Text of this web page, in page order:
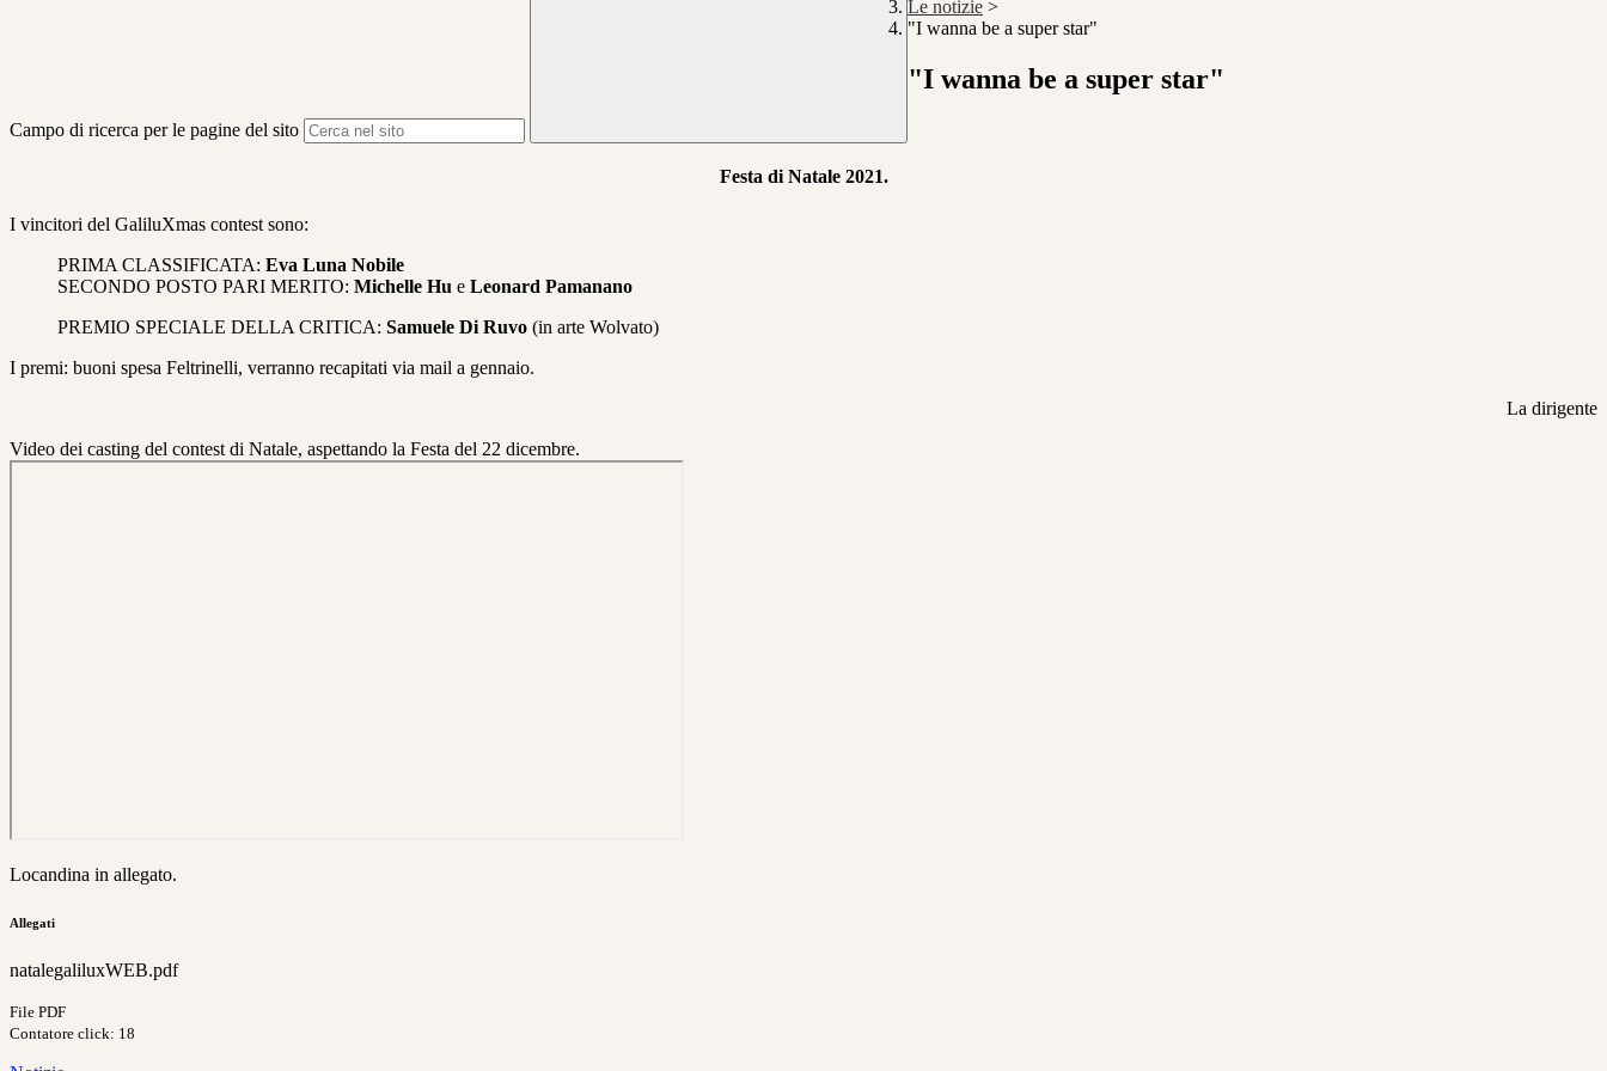
Campo di ricerca per le pagine del sito
Le notizie >
"I wanna be a super star"
"I wanna be a super star"
Festa di Natale 2021.
I vincitori del GaliluXmas contest sono:
PRIMA CLASSIFICATA: Eva Luna Nobile
SECONDO POSTO PARI MERITO: Michelle Hu e Leonard Pamanano
PREMIO SPECIALE DELLA CRITICA: Samuele Di Ruvo (in arte Wolvato)
I premi: buoni spesa Feltrinelli, verranno recapitati via mail a gennaio.
La dirigente
Video dei casting del contest di Natale, aspettando la Festa del 22 dicembre.
Locandina in allegato.
Allegati
natalegaliluxWEB.pdf
File PDF
Contatore click: 18